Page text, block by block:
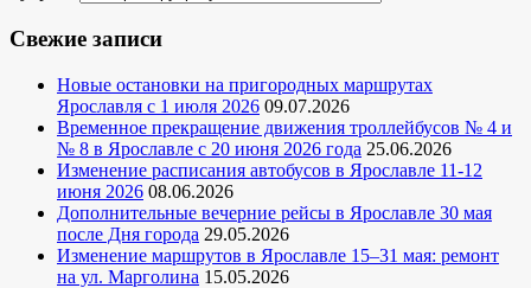
Свежие записи
Новые остановки на пригородных маршрутах
Ярославля с 1 июля 2026 09.07.2026
Временное прекращение движения троллейбусов № 4 и
№ 8 в Ярославле с 20 июня 2026 года 25.06.2026
Изменение расписания автобусов в Ярославле 11-12
июня 2026 08.06.2026
Дополнительные вечерние рейсы в Ярославле 30 мая
после Дня города 29.05.2026
Изменение маршрутов в Ярославле 15–31 мая: ремонт
на ул. Марголина 15.05.2026